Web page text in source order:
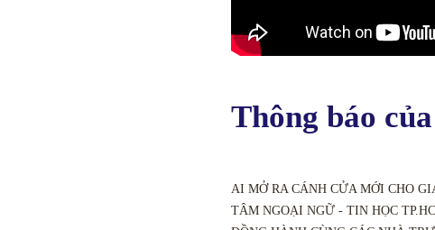
Thông báo
AI MỞ RA CÁNH CỬA MỚI CHO
TÂM NGOẠI NGỮ - TIN HỌC